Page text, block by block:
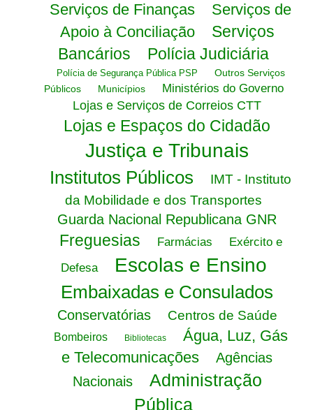
Serviços de Finanças
Serviços de
Apoio à Conciliação
Serviços
Bancários
Polícia Judiciária
Polícia de Segurança Pública PSP
Outros Serviços
Públicos
Municípios Ministérios do Governo
Lojas e Serviços de Correios CTT
Lojas e Espaços do Cidadão
Justiça e Tribunais
Institutos Públicos
IMT - Instituto
da Mobilidade e dos Transportes
Guarda Nacional Republicana GNR
Freguesias Farmácias
Exército e
Defesa
Escolas e Ensino
Embaixadas e Consulados
Conservatórias Centros de Saúde
Bombeiros Bibliotecas
Água, Luz, Gás
e Telecomunicações
Agências
Nacionais
Administração
Pública